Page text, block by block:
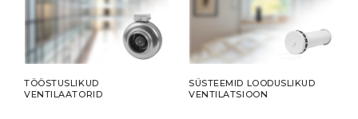
TÖÖSTUSLIKUD
VENTILAATORID
SÜSTEEMID LOODUSLIKUD
VENTILATSIOON